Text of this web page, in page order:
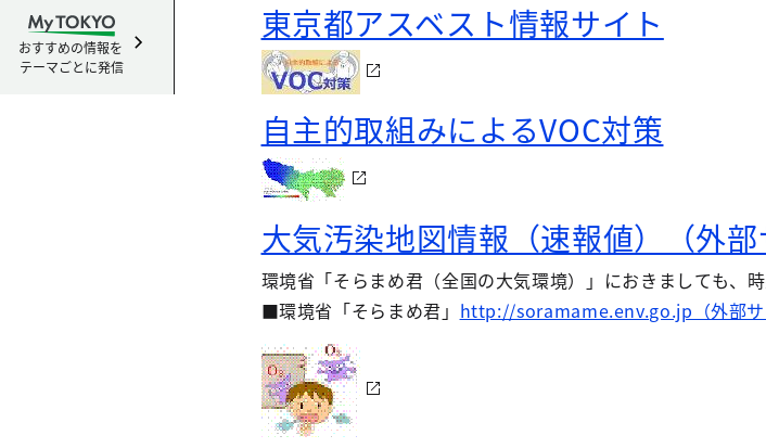
おすすめの情報を
テーマごとに発信
東京都アスベスト情報サイト
自主的取組みによるVOC対策
大気汚染地図情報（速報値）（外部
環境省「そらまめ君（全国の大気環境）」におきましても、
■環境省「そらまめ君」 http://soramame.env.go.jp（外部サ